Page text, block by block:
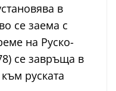
в
се заема с
на Руско-
се завръща в
руската